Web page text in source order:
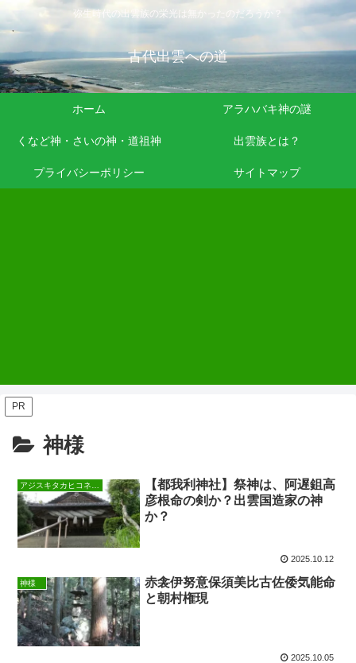
弥生時代の出雲族の栄光は無かったのだろうか？
古代出雲への道
ホーム アラハバキ神の謎
くなど神・さいの神・道祖神 出雲族とは？
プライバシーポリシー サイトマップ
PR
神様
【都我利神社】祭神は、阿遅鉏高
彦根命の剣か？出雲国造家の神
か？
2025.10.12
神様
赤衾伊努意保須美比古佐倭気能命
と朝村権現
2025.10.05